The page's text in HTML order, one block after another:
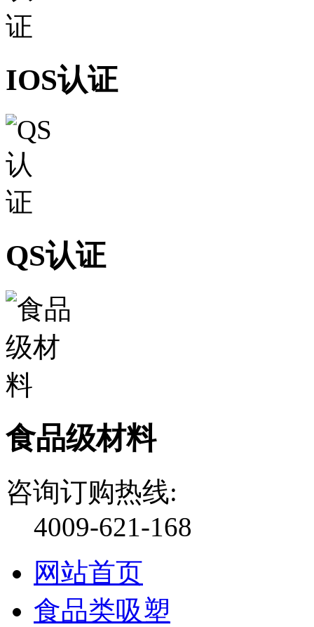
IOS认证
QS认证
食品级材料
咨询订购热线:
4009-621-168
网站首页
食品类吸塑